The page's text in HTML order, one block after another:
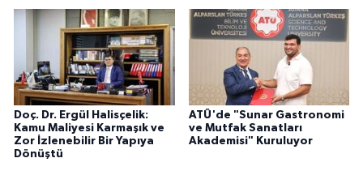
Doç. Dr. Ergül Halisçelik:
Kamu Maliyesi Karmaşık ve
Zor İzlenebilir Bir Yapıya
Dönüştü
ATÜ'de "Sunar Gastronomi
ve Mutfak Sanatları
Akademisi" Kuruluyor